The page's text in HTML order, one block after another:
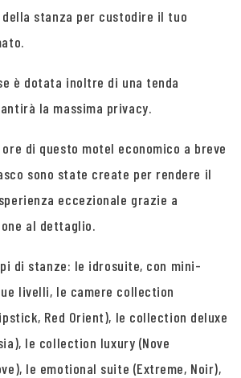
stanza per custodire il tuo
è dotata inoltre di una tenda
la massima privacy.
di questo motel economico a breve
sono state create per rendere il
eccezionale grazie a
al dettaglio.
di stanze: le idrosuite, con mini-
livelli, le camere collection
Red Orient), le collection deluxe
le collection luxury (Nove
le emotional suite (Extreme, Noir),